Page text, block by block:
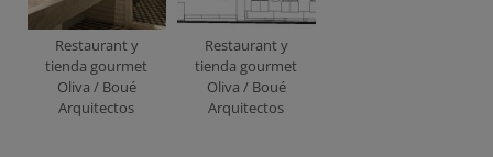
Restaurant y
tienda gourmet
Oliva / Boué
Arquitectos
Restaurant y
tienda gourmet
Oliva / Boué
Arquitectos